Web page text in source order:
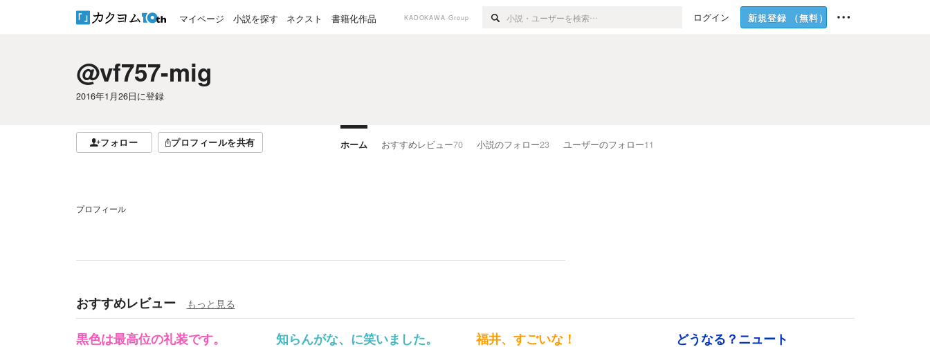
マイページ 小説を探す ネクスト 書籍化作品 KADOKAWA Group ログイン 新規登録 （無料）
@vf757-mig
2016年1月26日に登録
フォロー プロフィールを共有 ホーム おすすめレビュー70 小説のフォロー23 ユーザーのフォロー11
プロフィール
おすすめレビュー もっと見る
黒色は最高位の礼装です。 知らんがな、に笑いました。 福井、すごいな！ どうなる？ニュート